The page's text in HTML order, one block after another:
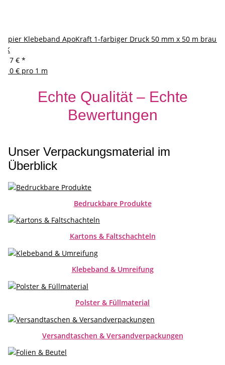
Papier Klebeband ApoKraft 1-farbiger Druck 50 mm x 50 m braun
NK
5,17 € *
0,10 € pro 1 m
Echte Qualität – Echte
Bewertungen
Unser Verpackungsmaterial im
Überblick
Bedruckbare Produkte
Kartons & Faltschachteln
Klebeband & Umreifung
Polster & Füllmaterial
Versandtaschen & Versandverpackungen